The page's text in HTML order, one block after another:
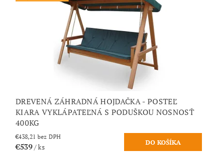
DREVENÁ ZÁHRADNÁ HOJDAČKA - POSTEĽ
KIARA VYKLÁPATEĽNÁ S PODUŠKOU NOSNOSŤ
400KG
€438,21 bez DPH
€539/ ks